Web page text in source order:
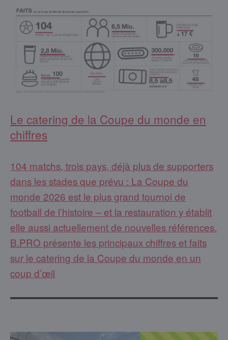
Le catering de la Coupe du monde en
chiffres
104 matchs, trois pays, déjà plus de supporters
dans les stades que prévu : La Coupe du
monde 2026 est le plus grand tournoi de
football de l’histoire – et la restauration y établit
elle aussi actuellement de nouvelles références.
B.PRO présente les principaux chiffres et faits
sur le catering de la Coupe du monde en un
coup d’œil